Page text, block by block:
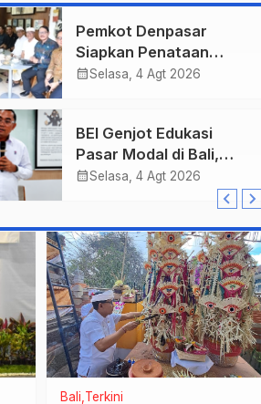
Pemkot Denpasar
Siapkan Penataan
Wajah Pusat Kota,
Prioritas
calendar_monthSelasa, 4 Agt 2026
BEI Genjot Edukasi
Pasar Modal di Bali,
Obligasi Daerah Dinilai
Pembangunan
calendar_monthSelasa, 4 Agt 2026
Bali Terkini